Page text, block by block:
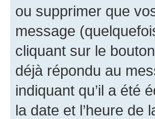
ou supprimer que
message
cliquant sur le bouton
déjà répondu au
indiquant qu’il a été
la date et l’heure de